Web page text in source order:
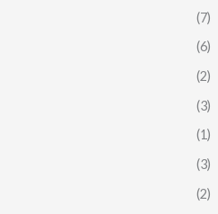
(7)
(6)
(2)
(3)
(1)
(3)
(2)